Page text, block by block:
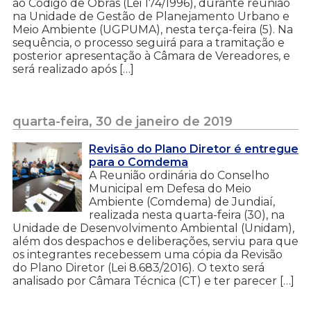
ao Código de Obras (Lei 174/1996), durante reunião
na Unidade de Gestão de Planejamento Urbano e
Meio Ambiente (UGPUMA), nesta terça-feira (5). Na
sequência, o processo seguirá para a tramitação e
posterior apresentação à Câmara de Vereadores, e
será realizado após […]
quarta-feira, 30 de janeiro de 2019
Revisão do Plano Diretor é entregue
para o Comdema
A Reunião ordinária do Conselho
Municipal em Defesa do Meio
Ambiente (Comdema) de Jundiaí,
realizada nesta quarta-feira (30), na
Unidade de Desenvolvimento Ambiental (Unidam),
além dos despachos e deliberações, serviu para que
os integrantes recebessem uma cópia da Revisão
do Plano Diretor (Lei 8.683/2016). O texto será
analisado por Câmara Técnica (CT) e ter parecer […]